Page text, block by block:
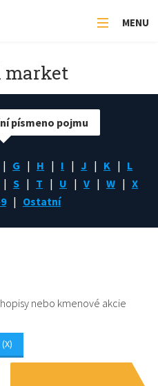
MENU
market
G H I J K
L
S T U V W
X
Ostatní
písmeno pojmu
nebo kmenové akcie